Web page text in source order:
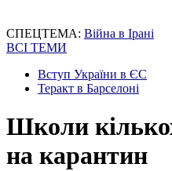
СПЕЦТЕМА: Війна в Ірані
ВСІ ТЕМИ
Вступ України в ЄС
Теракт в Барселоні
Школи
на карантин